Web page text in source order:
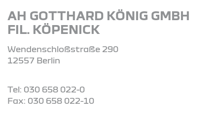
AH GOTTHARD KÖNIG GMBH
FIL. KÖPENICK
Wendenschloßstraße 290
12557 Berlin
Tel: 030 658 022-0
Fax: 030 658 022-10